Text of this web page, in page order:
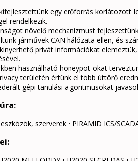
egy erőforrás korlátozott
rendelkezik.
növelő mechanizmust
járművek CAN hálózata ellen, és
privát információkat
használható honeypot-okat
területén értünk el több úttörő
gépi tanulási algoritmusokat
szerverek • PIRAMID ICS/